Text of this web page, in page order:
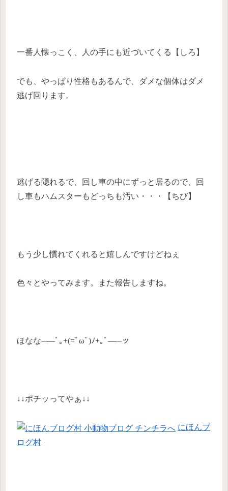
一番人懐っこく、人の手にも近づいてくる【しろ】
でも、やっぱり性格もあるんで、ダメな個体はダメ
逃げ回ります。
逃げる隠れるで、回し車の中にずっと居るので、回
し車もハムスターもどっちも汚い・・・【ちび】
もう少し慣れてくれると嬉しんですけどねぇ
色々とやってみます。また報告しますね。
ほなな─―ﾟ｡+(=ﾟωﾟ)ﾉ+｡ﾟ―─ッ
↓↓ポチッってやぁ↓↓
にほんブ
ログ村